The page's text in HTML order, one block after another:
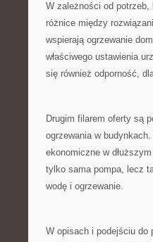
W zależności od potrzeb,
różnice między
wspierają ogrzewanie
właściwego ustawienia
się również odporność,
Drugim filarem oferty są
ogrzewania w
ekonomiczne w
tylko sama pompa, lecz
wodę i ogrzewanie.
W opisach i podejściu do